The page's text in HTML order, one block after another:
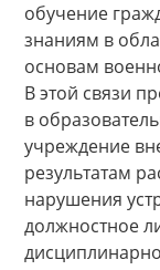
обучение
знаниям в
основам
В этой связи
в
учреждение
результатам
нарушения
должностное